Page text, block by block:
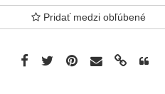
Pridať medzi obľúbené